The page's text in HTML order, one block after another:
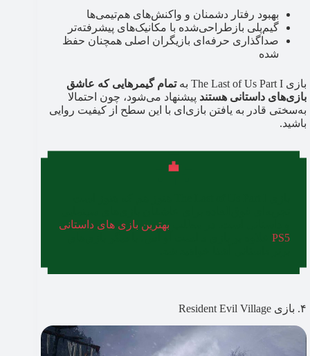
بهبود رفتار دشمنان و واکنش‌های هم‌تیمی‌ها
گیم‌پلی بازطراحی‌شده با مکانیک‌های پیشرفته‌تر
صداگذاری حرفه‌ای بازیگران اصلی همچنان حفظ
شده
بازی The Last of Us Part I به
تمام گیمرهایی که عاشق
بازی‌های داستانی هستند پیشنهاد می‌شود، چون احتمالا
به‌سختی قادر به یافتن بازی‌ای با این سطح از کیفیت روایی
باشید.
بهترین بازی های داستانی
PS5
۴. بازی Resident Evil Village